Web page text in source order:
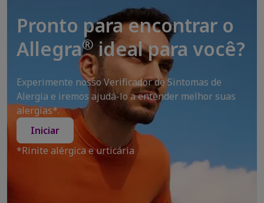
Pronto para encontrar o
Allegra®ideal para você?
Experimente nosso Verificador de Sintomas de
Alergia e iremos ajudá-lo a entender melhor suas
alergias*.
Iniciar
*Rinite alérgica e urticária